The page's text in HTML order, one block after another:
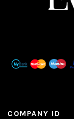
COMPANY ID